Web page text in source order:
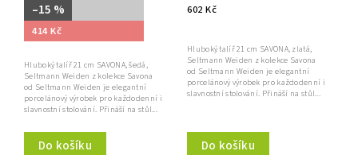
–15 %
414 Kč
Do košíku
Hluboký talíř 21 cm SAVONA, šedá,
Seltmann Weiden z kolekce Savona
od Seltmann Weiden je elegantní
porcelánový výrobek pro každodenní i
slavnostní stolování. Přináší na stůl...
602 Kč
Do košíku
Hluboký talíř 21 cm SAVONA, zlatá,
Seltmann Weiden z kolekce Savona
od Seltmann Weiden je elegantní
porcelánový výrobek pro každodenní i
slavnostní stolování. Přináší na stůl...